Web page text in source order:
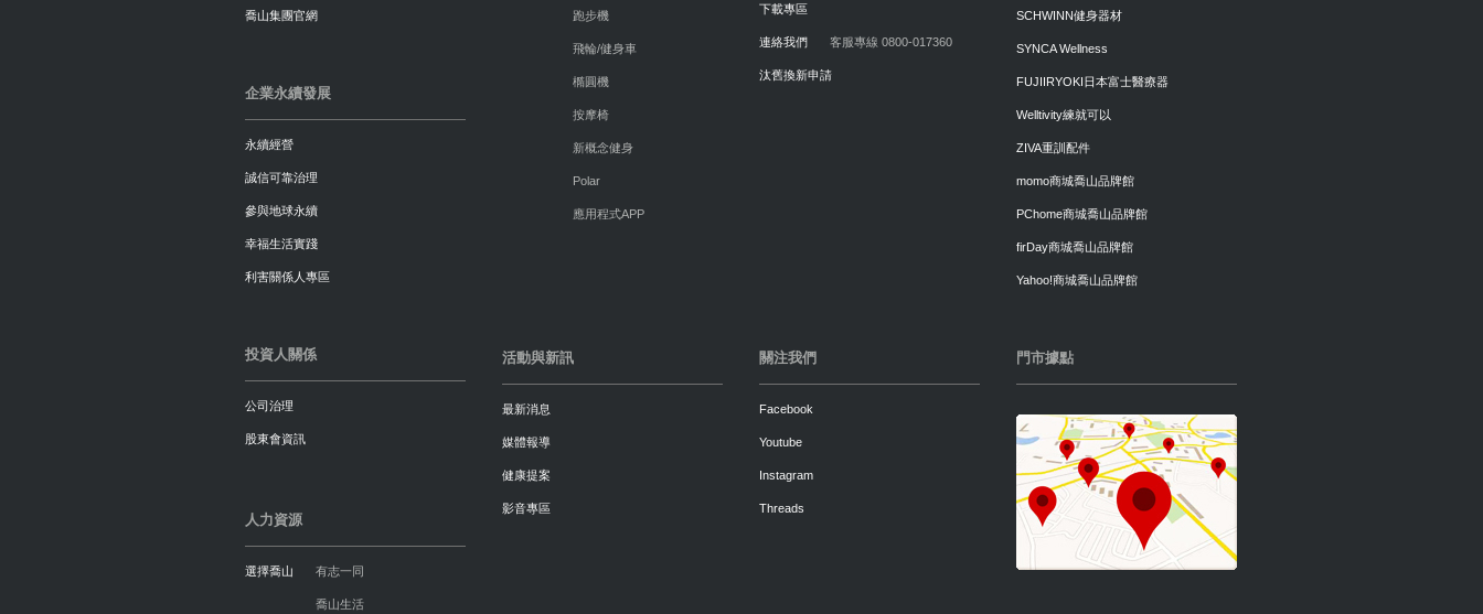
喬山集團官網
企業永續發展
永續經營
誠信可靠治理
參與地球永續
幸福生活實踐
利害關係人專區
投資人關係
公司治理
股東會資訊
人力資源
選擇喬山 有志一同
喬山生活
跑步機
飛輪/健身車
橢圓機
按摩椅
新概念健身
Polar
應用程式APP
下載專區
連絡我們 客服專線 0800-017360
汰舊換新申請
SCHWINN健身器材
SYNCA Wellness
FUJIIRYOKI日本富士醫療器
Welltivity練就可以
ZIVA重訓配件
momo商城喬山品牌館
PChome商城喬山品牌館
firDay商城喬山品牌館
Yahoo!商城喬山品牌館
活動與新訊
最新消息
媒體報導
健康提案
影音專區
關注我們
Facebook
Youtube
Instagram
Threads
門市據點